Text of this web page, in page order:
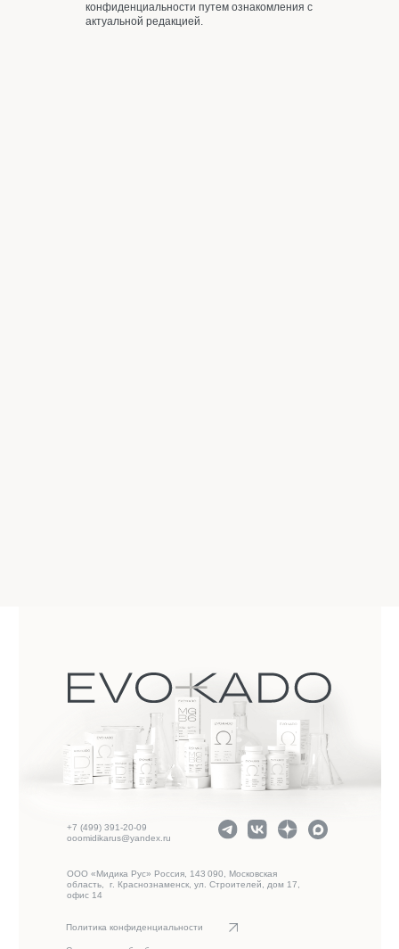
конфиденциальности путем ознакомления с
актуальной редакцией.
ООО «Мидика Рус» Россия, 143 090, Московская
область, г. Краснознаменск, ул. Строителей, дом 17,
офис 14
Политика конфиденциальности
+7 (499) 391-20-09
ooomidikarus@yandex.ru